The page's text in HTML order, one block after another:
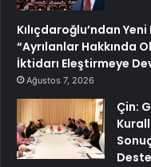
Kılıçdaroğlu’ndan
“Ayrılanlar Hakkında
İktidarı Eleştirmeye
Ağustos 7, 2026
Çin: